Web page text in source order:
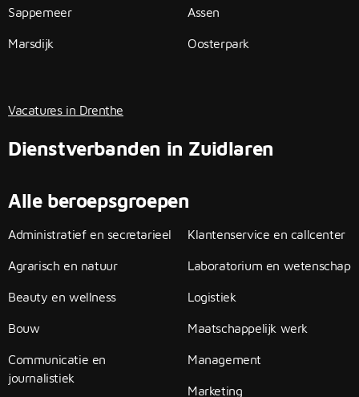
Sappemeer
Marsdijk
Assen
Oosterpark
Vacatures in Drenthe
Dienstverbanden in Zuidlaren
Alle beroepsgroepen
Administratief en secretarieel
Agrarisch en natuur
Beauty en wellness
Bouw
Communicatie en
journalistiek
Klantenservice en callcenter
Laboratorium en wetenschap
Logistiek
Maatschappelijk werk
Management
Marketing